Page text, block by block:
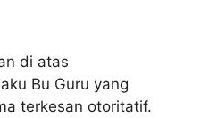
di atas
Bu Guru yang
terkesan otoritatif.